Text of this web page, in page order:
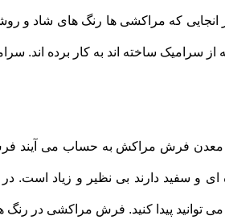
انجایی که مراکشی ها رنگ های شاد و
از سرامیک ساخته اند به کار برده
فرش مراکش به حساب می آیند
ای و سفید دارند بی نظیر و زیاد
توانید پیدا کنید. فرش مراکشی در